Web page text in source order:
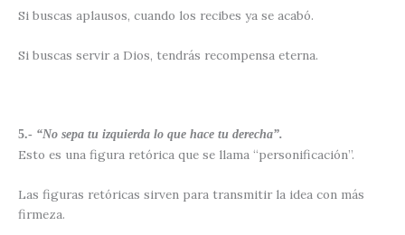
Si buscas aplausos, cuando los recibes ya se acabó.
Si buscas servir a Dios, tendrás recompensa eterna.
5.- “No sepa tu izquierda lo que hace tu derecha”.
Esto es una figura retórica que se llama “personificación”.
Las figuras retóricas sirven para transmitir la idea con más
firmeza.